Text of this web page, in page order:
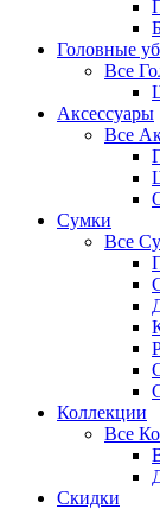
Головные
Все
Аксессуары
Все
Сумки
Все
Коллекции
Все
Скидки